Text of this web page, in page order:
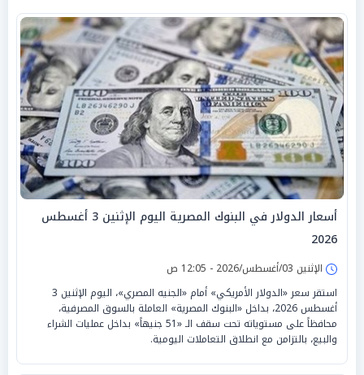
أسعار الدولار في البنوك المصرية اليوم الإثنين 3 أغسطس
2026
الإثنين 03/أغسطس/2026 - 12:05 ص
استقر سعر «الدولار الأمريكي» أمام «الجنيه المصري»، اليوم الإثنين 3
أغسطس 2026، بداخل «البنوك المصرية» العاملة بالسوق المصرفية،
محافظاً على مستوياته تحت سقف الـ «51 جنيهاً» بداخل عمليات الشراء
والبيع، بالتزامن مع انطلاق التعاملات اليومية.